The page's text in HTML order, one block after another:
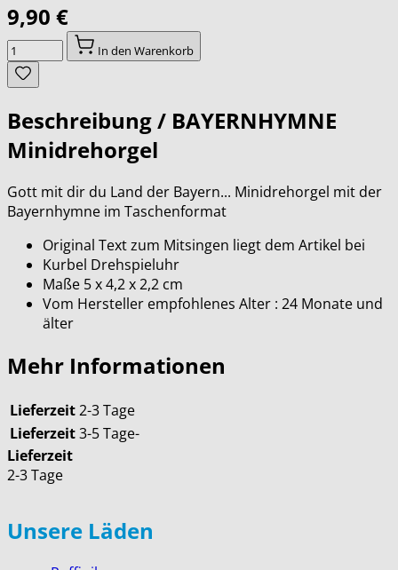
9,90 €
Menge
In den Warenkorb
Beschreibung / BAYERNHYMNE
Minidrehorgel
Gott mit dir du Land der Bayern... Minidrehorgel mit der
Bayernhymne im Taschenformat
Original Text zum Mitsingen liegt dem Artikel bei
Kurbel Drehspieluhr
Maße 5 x 4,2 x 2,2 cm
Vom Hersteller empfohlenes Alter : 24 Monate und
älter
Mehr Informationen
Lieferzeit2-3 Tage
Lieferzeit3-5 Tage-
Lieferzeit
2-3 Tage
Unsere Läden